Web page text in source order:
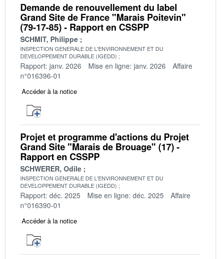
Demande de renouvellement du label
Grand Site de France "Marais Poitevin"
(79-17-85) - Rapport en CSSPP
SCHMIT, Philippe
INSPECTION GENERALE DE L'ENVIRONNEMENT ET DU
DEVELOPPEMENT DURABLE (IGEDD)
Rapport: janv. 2026 Mise en ligne: janv. 2026
Affaire
n°016396-01
Accéder à la notice
Projet et programme d'actions du Projet
Grand Site "Marais de Brouage" (17) -
Rapport en CSSPP
SCHWERER, Odile
INSPECTION GENERALE DE L'ENVIRONNEMENT ET DU
DEVELOPPEMENT DURABLE (IGEDD)
Rapport: déc. 2025 Mise en ligne: déc. 2025
Affaire
n°016390-01
Accéder à la notice